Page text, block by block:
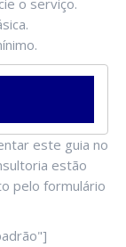
o serviço.
este guia no
estão
pelo formulário